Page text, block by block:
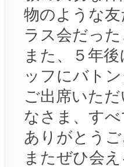
物のような
ラス会だった
また、５年
ッフにバト
ご出席いた
なさま、す
ありがとうご
またぜひ会